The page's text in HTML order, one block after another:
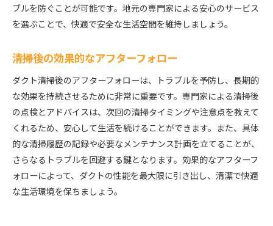
ブルを防ぐことが可能です。地元の専門家による安心のサービス
を選ぶことで、快適で安全な生活空間を維持しましょう。
清掃後の効果的なアフターフォロー
ダクト清掃後のアフターフォローは、トラブルを予防し、長期的
な効果を持続させるために非常に重要です。専門家による清掃後
の点検とアドバイスは、次回の清掃タイミングや注意点を教えて
くれるため、安心して生活を続けることができます。また、具体
的な清掃履歴の記録や必要なメンテナンス計画を立てることが、
さらなるトラブルを回避する鍵となります。効果的なアフターフ
ォローによって、ダクトの性能を最大限に引き出し、清潔で快適
な生活環境を保ちましょう。